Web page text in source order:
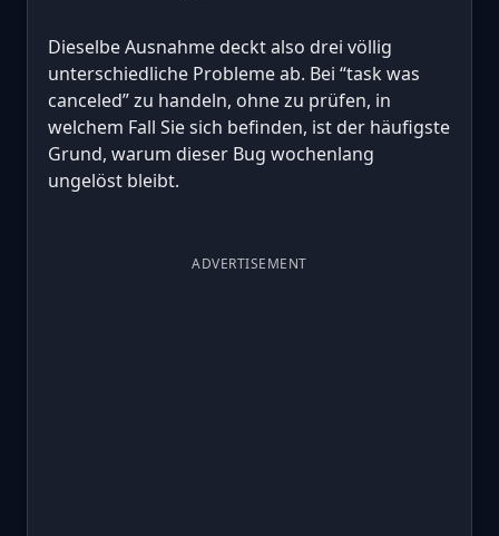
Dieselbe Ausnahme deckt also drei völlig
unterschiedliche Probleme ab. Bei “task was
canceled” zu handeln, ohne zu prüfen, in
welchem Fall Sie sich befinden, ist der häufigste
Grund, warum dieser Bug wochenlang
ungelöst bleibt.
ADVERTISEMENT